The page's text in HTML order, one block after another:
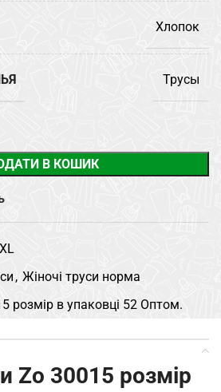
Хлопок
Трусы
В КОШИК
, Жіночі труси норма
розмір в упаковці 52 Оптом.
Zo 30015 розмір